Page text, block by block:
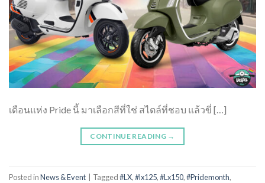
เดือนแห่ง Pride นี้ มาเลือกสีที่ใช่ สไตล์ที่ชอบ แล้วขี่ […]
CONTINUE READING →
Posted inNews & Event Tagged#LX,#lx125,#Lx150,#Pridemonth,